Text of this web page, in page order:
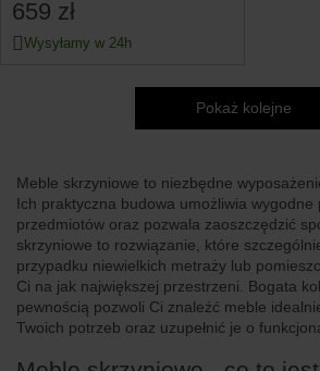
659 zł
Wysyłamy w 24h
Pokaż kolejne
Meble skrzyniowe to niezbędne
Ich praktyczna budowa umożliwia wygodne
przedmiotów oraz pozwala zaoszczędzić
skrzyniowe to rozwiązanie, które
przypadku niewielkich metraży lub
Ci na jak największej przestrzeni. Bogata
pewnością pozwoli Ci znaleźć meble
Twoich potrzeb oraz uzupełnić je o